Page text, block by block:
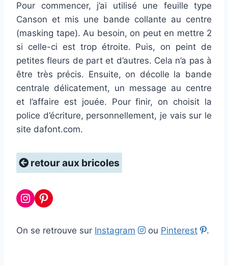
Pour commencer, j’ai utilisé une feuille type
Canson et mis une bande collante au centre
(masking tape). Au besoin, on peut en mettre 2
si celle-ci est trop étroite. Puis, on peint de
petites fleurs de part et d’autres. Cela n’a pas à
être très précis. Ensuite, on décolle la bande
centrale délicatement, un message au centre
et l’affaire est jouée. Pour finir, on choisit la
police d’écriture, personnellement, je vais sur le
site dafont.com.
retour aux bricoles
Instagram Pinterest
On se retrouve sur Instagram ou Pinterest .